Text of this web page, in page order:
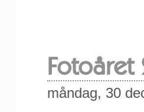
måndag, 30